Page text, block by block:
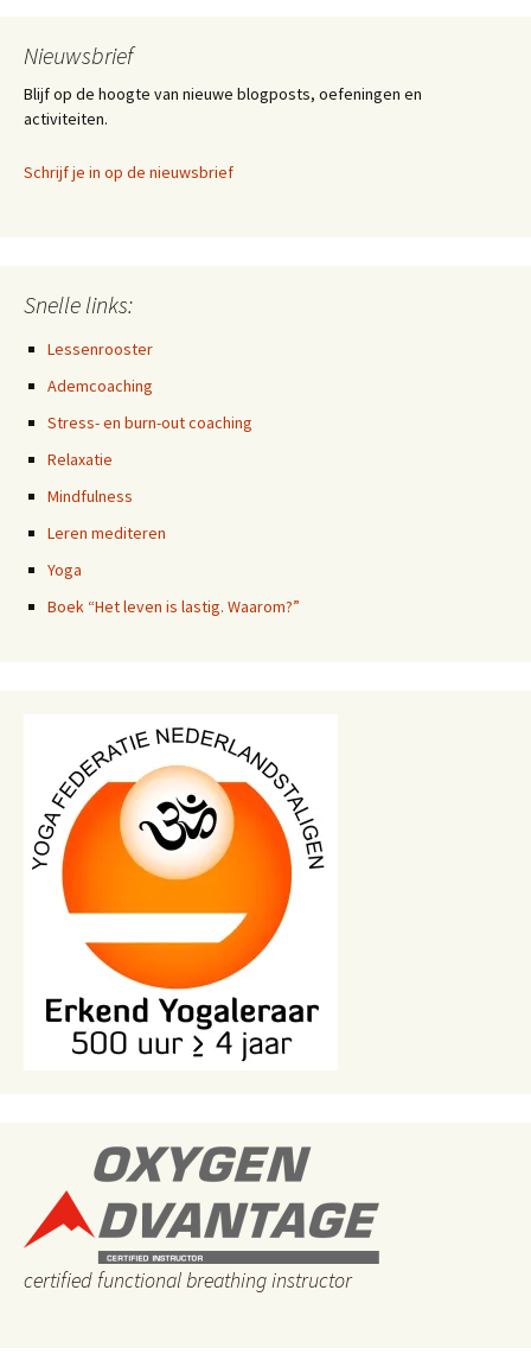
Nieuwsbrief
Blijf op de hoogte van nieuwe blogposts, oefeningen en
activiteiten.
Schrijf je in op de nieuwsbrief
Snelle links:
Lessenrooster
Ademcoaching
Stress- en burn-out coaching
Relaxatie
Mindfulness
Leren mediteren
Yoga
Boek “Het leven is lastig. Waarom?”
certified functional breathing instructor